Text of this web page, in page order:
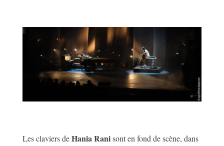
Les claviers deHania Ranisont en fond de scène, dans